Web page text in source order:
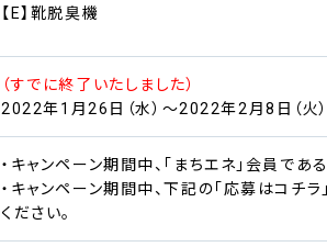
【E】靴脱臭機
（すでに終了いたしました）
2022年1月26日（水）～2022年2月8日（火）
・キャンペーン期間中、「まちエネ」会員であ
・キャンペーン期間中、下記の「応募はコチ
ください。